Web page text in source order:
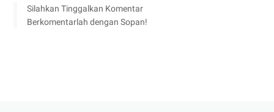
Silahkan Tinggalkan Komentar
Berkomentarlah dengan Sopan!